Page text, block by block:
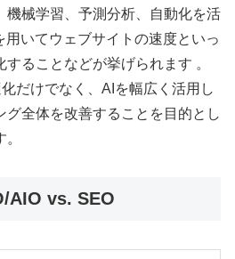
機械学習、予測分析、自動化を活
用いてウェブサイトの速度といっ
ることなどが挙げられます 。
だけでなく、AIを幅広く活用し
グ全体を改善することを目的とし
AIO vs. SEO